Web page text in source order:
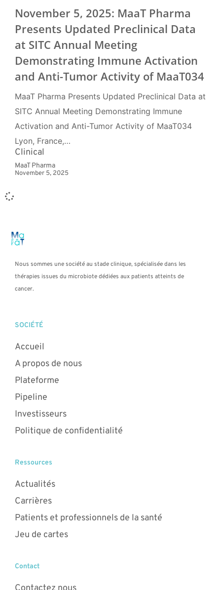
November 5, 2025: MaaT Pharma
Presents Updated Preclinical Data
at SITC Annual Meeting
Demonstrating Immune Activation
and Anti-Tumor Activity of MaaT034
MaaT Pharma Presents Updated Preclinical Data at
SITC Annual Meeting Demonstrating Immune
Activation and Anti-Tumor Activity of MaaT034
Lyon, France,…
Clinical
MaaT Pharma
November 5, 2025
Nous sommes une société au stade clinique, spécialisée dans les
thérapies issues du microbiote dédiées aux patients atteints de
cancer.
SOCIÉTÉ
Accueil
A propos de nous
Plateforme
Pipeline
Investisseurs
Politique de confidentialité
Ressources
Actualités
Carrières
Patients et professionnels de la santé
Jeu de cartes
Contact